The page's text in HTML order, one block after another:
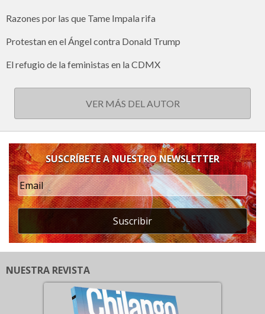
Razones por las que Tame Impala rifa
Protestan en el Ángel contra Donald Trump
El refugio de la feministas en la CDMX
VER MÁS DEL AUTOR
SUSCRÍBETE A NUESTRO NEWSLETTER
Suscribir
NUESTRA REVISTA